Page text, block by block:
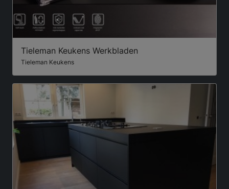
Tieleman Keukens Werkbladen
Tieleman Keukens